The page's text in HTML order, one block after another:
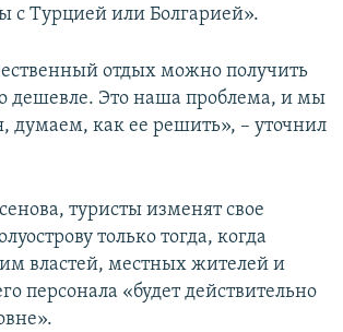
с Турцией или Болгарией».
отдых можно получить
дешевле. Это наша проблема, и мы
думаем, как ее решить», – уточнил
туристы изменят свое
только тогда, когда
властей, местных жителей и
персонала «будет действительно